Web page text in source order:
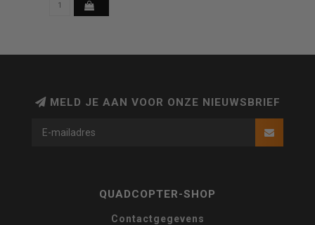
MELD JE AAN VOOR ONZE NIEUWSBRIEF
QUADCOPTER-SHOP
Contactgegevens